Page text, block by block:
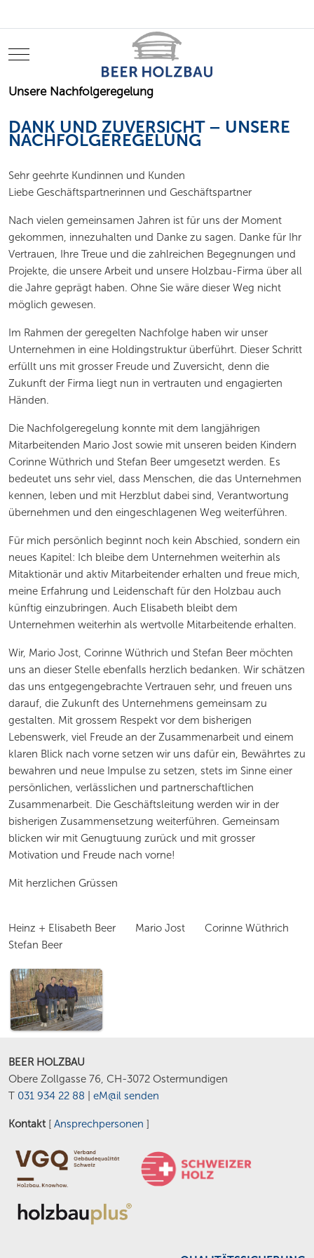
Mobile Menu Toggle
Unsere Nachfolgeregelung
DANK UND ZUVERSICHT – UNSERE
NACHFOLGEREGELUNG
Sehr geehrte Kundinnen und Kunden
Liebe Geschäftspartnerinnen und Geschäftspartner
Nach vielen gemeinsamen Jahren ist für uns der Moment
gekommen, innezuhalten und Danke zu sagen. Danke für Ihr
Vertrauen, Ihre Treue und die zahlreichen Begegnungen und
Projekte, die unsere Arbeit und unsere Holzbau-Firma über all
die Jahre geprägt haben. Ohne Sie wäre dieser Weg nicht
möglich gewesen.
Im Rahmen der geregelten Nachfolge haben wir unser
Unternehmen in eine Holdingstruktur überführt. Dieser Schritt
erfüllt uns mit grosser Freude und Zuversicht, denn die
Zukunft der Firma liegt nun in vertrauten und engagierten
Händen.
Die Nachfolgeregelung konnte mit dem langjährigen
Mitarbeitenden Mario Jost sowie mit unseren beiden Kindern
Corinne Wüthrich und Stefan Beer umgesetzt werden. Es
bedeutet uns sehr viel, dass Menschen, die das Unternehmen
kennen, leben und mit Herzblut dabei sind, Verantwortung
übernehmen und den eingeschlagenen Weg weiterführen.
Für mich persönlich beginnt noch kein Abschied, sondern ein
neues Kapitel: Ich bleibe dem Unternehmen weiterhin als
Mitaktionär und aktiv Mitarbeitender erhalten und freue mich,
meine Erfahrung und Leidenschaft für den Holzbau auch
künftig einzubringen. Auch Elisabeth bleibt dem
Unternehmen weiterhin als wertvolle Mitarbeitende erhalten.
Wir, Mario Jost, Corinne Wüthrich und Stefan Beer möchten
uns an dieser Stelle ebenfalls herzlich bedanken. Wir schätzen
das uns entgegengebrachte Vertrauen sehr, und freuen uns
darauf, die Zukunft des Unternehmens gemeinsam zu
gestalten. Mit grossem Respekt vor dem bisherigen
Lebenswerk, viel Freude an der Zusammenarbeit und einem
klaren Blick nach vorne setzen wir uns dafür ein, Bewährtes zu
bewahren und neue Impulse zu setzen, stets im Sinne einer
persönlichen, verlässlichen und partnerschaftlichen
Zusammenarbeit. Die Geschäftsleitung werden wir in der
bisherigen Zusammensetzung weiterführen. Gemeinsam
blicken wir mit Genugtuung zurück und mit grosser
Motivation und Freude nach vorne!
Mit herzlichen Grüssen
Heinz + Elisabeth Beer Mario Jost Corinne Wüthrich
Stefan Beer
BEER HOLZBAU
Obere Zollgasse 76, CH-3072 Ostermundigen
T 031 934 22 88 eM@il senden
Kontakt [ Ansprechpersonen ]